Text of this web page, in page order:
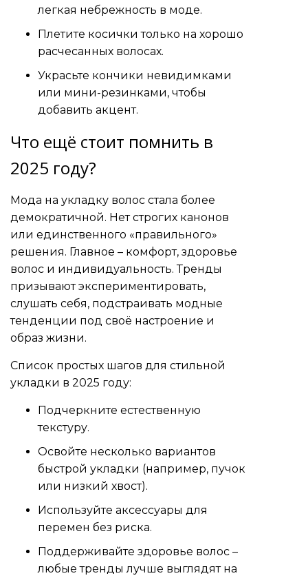
легкая небрежность в моде.
Плетите косички только на хорошо
расчесанных волосах.
Украсьте кончики невидимками
или мини-резинками, чтобы
добавить акцент.
Что ещё стоит помнить в
2025 году?
Мода на укладку волос стала более
демократичной. Нет строгих канонов
или единственного «правильного»
решения. Главное – комфорт, здоровье
волос и индивидуальность. Тренды
призывают экспериментировать,
слушать себя, подстраивать модные
тенденции под своё настроение и
образ жизни.
Список простых шагов для стильной
укладки в 2025 году:
Подчеркните естественную
текстуру.
Освойте несколько вариантов
быстрой укладки (например, пучок
или низкий хвост).
Используйте аксессуары для
перемен без риска.
Поддерживайте здоровье волос –
любые тренды лучше выглядят на